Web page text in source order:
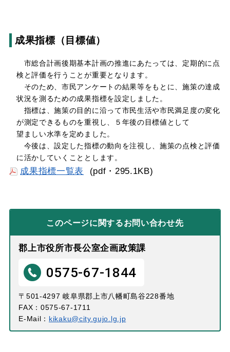
成果指標（目標値）
市総合計画後期基本計画の推進にあたっては、定期的に点
検と評価を行うことが重要となります。
そのため、市民アンケートの結果等をもとに、施策の達成
状況を測るための成果指標を設定しました。
指標は、施策の目的に沿って市民生活や市民満足度の変化
が測定できるものを重視し、５年後の目標値として
望ましい水準を定めました。
今後は、設定した指標の動向を注視し、施策の点検と評価
に活かしていくこととします。
成果指標一覧表 (pdf・295.1KB)
このページに関するお問い合わせ先
郡上市役所市長公室企画政策課
0575-67-1844
〒501-4297 岐阜県郡上市八幡町島谷228番地
FAX：0575-67-1711
E-Mail： kikaku@city.gujo.lg.jp